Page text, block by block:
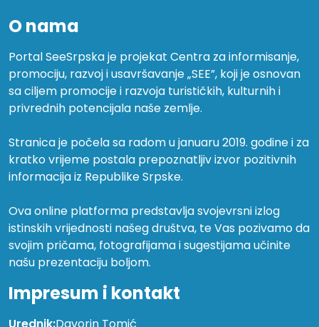
O nama
Portal SeeSrpska je projekat Centra za informisanje,
promociju, razvoj i usavršavanje „SEE”, koji je osnovan
sa ciljem promocije i razvoja turističkih, kulturnih i
privrednih potencijala naše zemlje.
Stranica je počela sa radom u januaru 2019. godine i za
kratko vrijeme postala prepoznatljiv izvor pozitivnih
informacija iz Republike Srpske.
Ova online platforma predstavlja svojevrsni izlog
istinskih vrijednosti našeg društva, te Vas pozivamo da
svojim pričama, fotografijama i sugestijama učinite
našu prezentaciju boljom.
Impresum i kontakt
Urednik:Davorin Tomić